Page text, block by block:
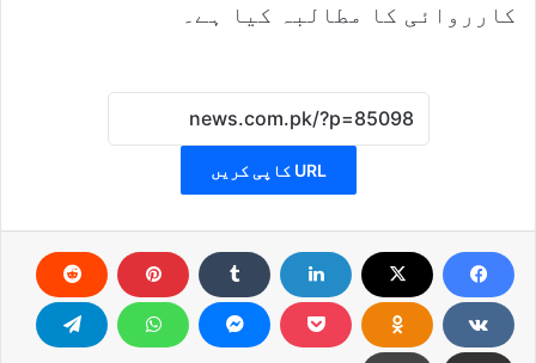
کارروائی کا مطالبہ کیا ہے۔
URL کاپی کریں